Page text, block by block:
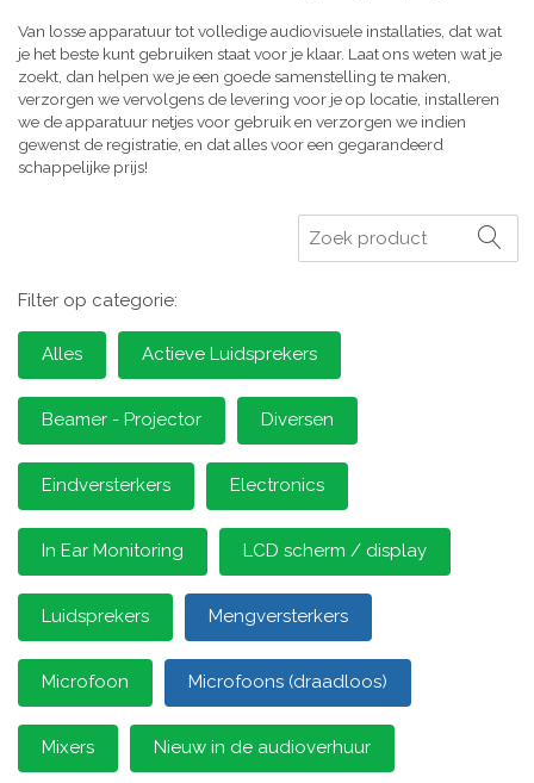
Van losse apparatuur tot volledige audiovisuele installaties, dat wat
je het beste kunt gebruiken staat voor je klaar. Laat ons weten wat je
zoekt, dan helpen we je een goede samenstelling te maken,
verzorgen we vervolgens de levering voor je op locatie, installeren
we de apparatuur netjes voor gebruik en verzorgen we indien
gewenst de registratie, en dat alles voor een gegarandeerd
schappelijke prijs!
Zoeken
Filter op categorie:
Alles Actieve Luidsprekers
Beamer - Projector Diversen
Eindversterkers Electronics
In Ear Monitoring LCD scherm / display
Luidsprekers Mengversterkers
Microfoon Microfoons (draadloos)
Mixers Nieuw in de audioverhuur